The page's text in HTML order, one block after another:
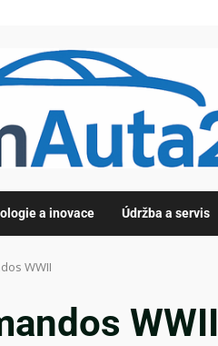
a inovace Údržba a servis
WWII
WWII